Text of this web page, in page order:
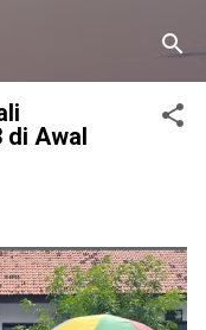
di Awal